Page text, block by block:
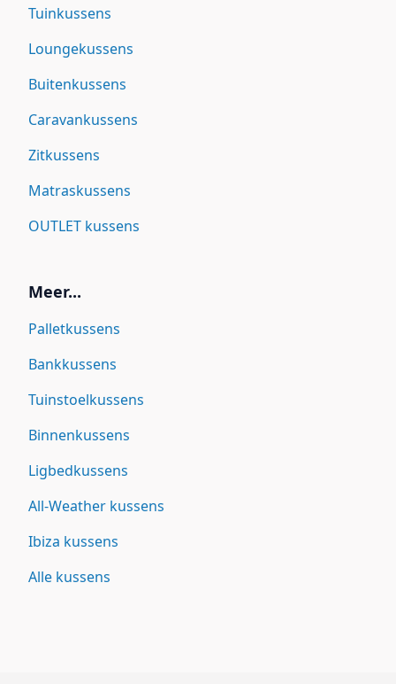
Tuinkussens
Loungekussens
Buitenkussens
Caravankussens
Zitkussens
Matraskussens
OUTLET kussens
Meer...
Palletkussens
Bankkussens
Tuinstoelkussens
Binnenkussens
Ligbedkussens
All-Weather kussens
Ibiza kussens
Alle kussens